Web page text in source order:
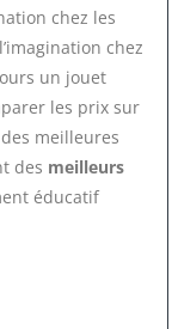
chez les
chez
un jouet
les prix sur
meilleures
des meilleurs
éducatif